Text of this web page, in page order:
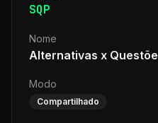
SQP
Nome
Alternativas x
Modo
Compartilhado